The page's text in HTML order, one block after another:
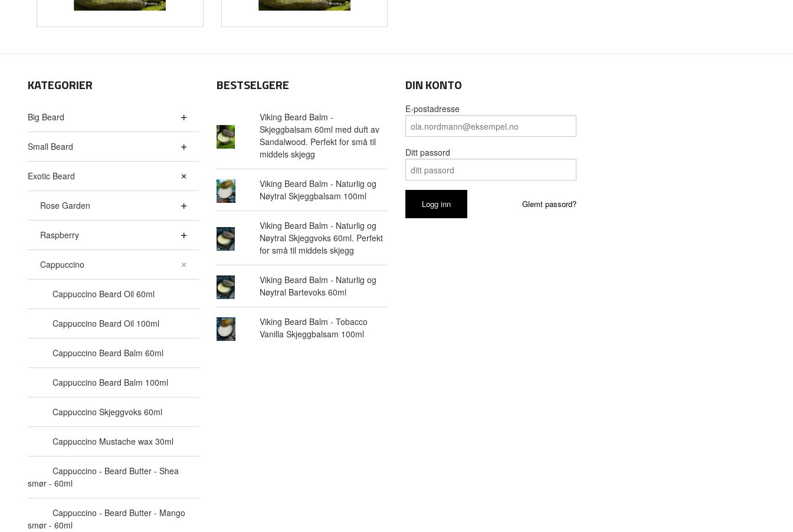
KATEGORIER
Big Beard
Small Beard
Exotic Beard
Rose Garden
Raspberry
Cappuccino
Cappuccino Beard Oil 60ml
Cappuccino Beard Oil 100ml
Cappuccino Beard Balm 60ml
Cappuccino Beard Balm 100ml
Cappuccino Skjeggvoks 60ml
Cappuccino Mustache wax 30ml
Cappuccino - Beard Butter - Shea
smør - 60ml
Cappuccino - Beard Butter - Mango
smør - 60ml
BESTSELGERE
Viking Beard Balm -
Skjeggbalsam 60ml med duft av
Sandalwood. Perfekt for små til
middels skjegg
Viking Beard Balm - Naturlig og
Nøytral Skjeggbalsam 100ml
Viking Beard Balm - Naturlig og
Nøytral Skjeggvoks 60ml. Perfekt
for små til middels skjegg
Viking Beard Balm - Naturlig og
Nøytral Bartevoks 60ml
Viking Beard Balm - Tobacco
Vanilla Skjeggbalsam 100ml
DIN KONTO
E-postadresse
Ditt passord
Glemt passord?